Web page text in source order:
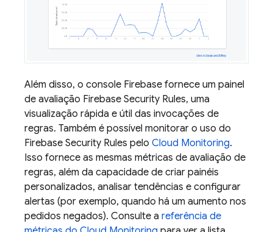
Além disso, o console Firebase fornece um painel
de avaliação Firebase Security Rules, uma
visualização rápida e útil das invocações de
regras. Também é possível monitorar o uso do
Firebase Security Rules pelo Cloud Monitoring.
Isso fornece as mesmas métricas de avaliação de
regras, além da capacidade de criar painéis
personalizados, analisar tendências e configurar
alertas (por exemplo, quando há um aumento nos
pedidos negados). Consulte a referência de